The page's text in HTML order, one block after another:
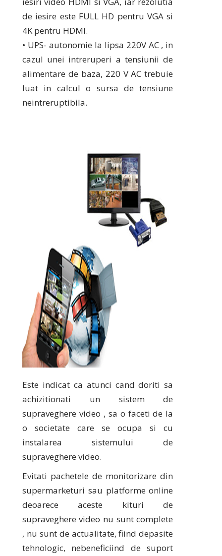
de iesire este FULL HD pentru VGA si
4K pentru HDMI.
• UPS- autonomie la lipsa 220V AC , in
cazul unei intreruperi a tensiunii de
alimentare de baza, 220 V AC trebuie
luat in calcul o sursa de tensiune
neintreruptibila.
Este indicat ca atunci cand doriti sa
achizitionati un sistem de
supraveghere video , sa o faceti de la
o societate care se ocupa si cu
instalarea sistemului de
supraveghere video.
Evitati pachetele de monitorizare din
supermarketuri sau platforme online
deoarece aceste kituri de
supraveghere video nu sunt complete
, nu sunt de actualitate, fiind depasite
tehnologic, nebeneficiind de suport